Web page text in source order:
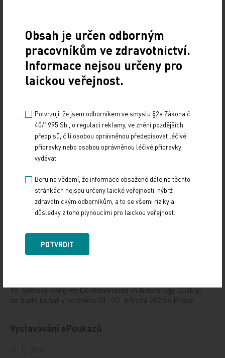
Zdroj: ČTK
Z REGIONŮ
Doporučené
19. světový kongres Controversies in Neurology
(CONy)
19. světový kongres Controversies in Neurology (CONy)
se bude konat v termínu 20.–22. března 2025 v Praze.
Vystavování ePoukazů
Obsah je určen odborným
pracovníkům ve zdravotnictví.
Informace nejsou určeny pro
laickou veřejnost.
Potvrzuji, že jsem odborníkem ve smyslu §2a Zákona č.
40/1995 Sb., o regulaci reklamy, ve znění pozdějších
předpisů, čili osobou oprávněnou předepisovat léčivé
přípravky nebo osobou oprávněnou léčivé přípravky
vydávat.
Beru na vědomí, že informace obsažené dále na těchto
stránkách nejsou určeny laické veřejnosti, nýbrž
zdravotnickým odborníkům, a to se všemi riziky a
důsledky z toho plynoucími pro laickou veřejnost.
POTVRDIT